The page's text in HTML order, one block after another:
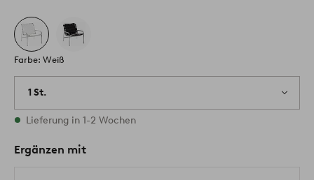
Farbe: Weiß
1 St.
Vorrätig
Lieferung in 1-2 Wochen
Ergänzen mit